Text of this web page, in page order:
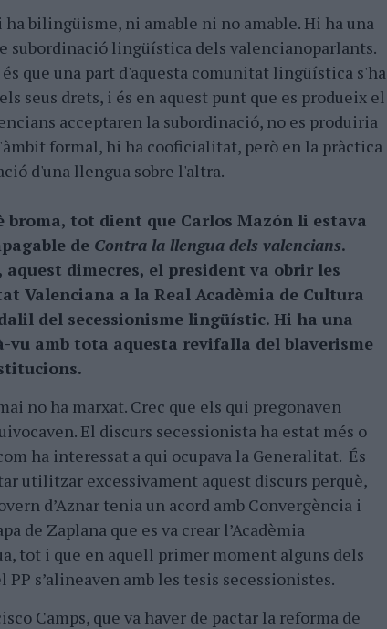
ha bilingüisme, ni amable ni no amable. Hi ha una
subordinació lingüística dels valencianoparlants.
és que una part d'aquesta comunitat lingüística s'ha
seus drets, i és en aquest punt que es produeix el
acceptaren la subordinació, no es produiria
formal, hi ha cooficialitat, però en la pràctica
d'una llengua sobre l'altra.
tot dient que Carlos Mazón li estava
de Contra la llengua dels valencians.
aquest dimecres, el president va obrir les
Valenciana a la Real Acadèmia de Cultura
del secessionisme lingüístic. Hi ha una
vu amb tota aquesta revifalla del blaverisme
no ha marxat. Crec que els qui pregonaven
El discurs secessionista ha estat més o
ha interessat a qui ocupava la Generalitat. És
utilitzar excessivament aquest discurs perquè,
d’Aznar tenia un acord amb Convergència i
de Zaplana que es va crear l’Acadèmia
tot i que en aquell primer moment alguns dels
PP s’alineaven amb les tesis secessionistes.
Camps, que va haver de pactar la reforma de